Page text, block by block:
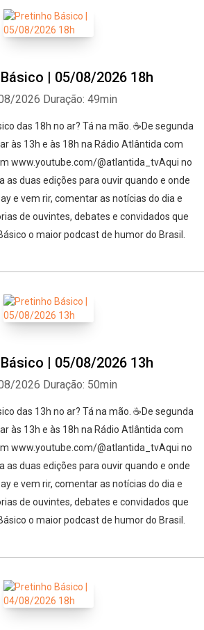
| 05/08/2026 18h
2026 Duração: 49min
das 18h no ar? Tá na mão. ☕De segunda
às 13h e às 18h na Rádio Atlântida com
www.youtube.com/@atlantida_tvAqui no
as duas edições para ouvir quando e onde
e vem rir, comentar as notícias do dia e
de ouvintes, debates e convidados que
o maior podcast de humor do Brasil.
| 05/08/2026 13h
2026 Duração: 50min
das 13h no ar? Tá na mão. ☕De segunda
às 13h e às 18h na Rádio Atlântida com
www.youtube.com/@atlantida_tvAqui no
as duas edições para ouvir quando e onde
e vem rir, comentar as notícias do dia e
de ouvintes, debates e convidados que
o maior podcast de humor do Brasil.